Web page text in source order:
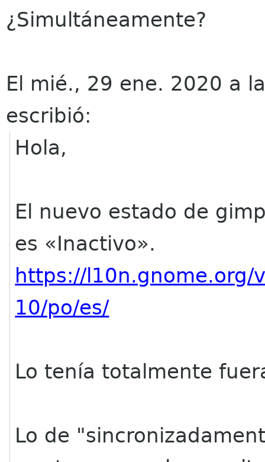
¿Simultáneamente?
El mié., 29 ene. 2020 a
escribió:
Hola,
El nuevo estado de
es «Inactivo».
https://
10/po/es/
Lo tenía totalmente
Lo de